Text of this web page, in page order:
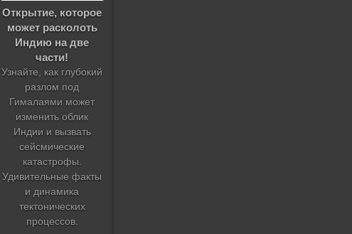
Открытие, которое
может расколоть
Индию на две
части!
Узнайте, как глубокий
разлом под
Гималаями может
изменить облик
Индии и вызвать
сейсмические
катастрофы.
Удивительные факты
и динамика
тектонических
процессов.